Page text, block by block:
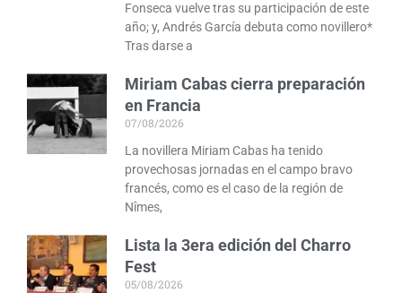
Fonseca vuelve tras su participación de este
año; y, Andrés García debuta como novillero*
Tras darse a
Miriam Cabas cierra preparación
en Francia
07/08/2026
La novillera Miriam Cabas ha tenido
provechosas jornadas en el campo bravo
francés, como es el caso de la región de
Nîmes,
Lista la 3era edición del Charro
Fest
05/08/2026